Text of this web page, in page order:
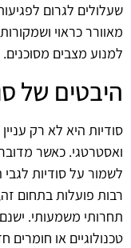
שעלולים לגרום
מאוורר כראוי
למנוע מצבים מסוכנים.
היבטים של
סודיות היא לא רק
ואסטרטגי. כאשר
לשמור על סודיות לגבי
רבות פועלות בתחום
תחרותי משמעותי.
טכנולוגיים או